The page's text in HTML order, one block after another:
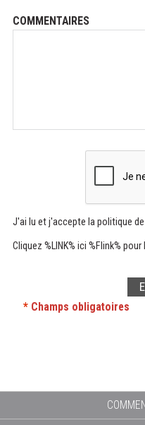
COMMENTAIRES
J'ai lu et j'accepte la politique
Cliquez %LINK% ici %Flink%
* Champs obligatoires